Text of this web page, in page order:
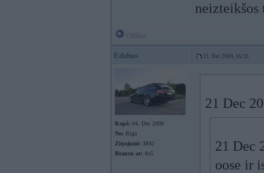
Edzhus 21. Dec 2009, 16:31
Kopš: 04. Dec 2008
No: Rīga
Ziņojumi: 3842
Braucu ar: 4x5
21 Dec
21 Dec
oose ir